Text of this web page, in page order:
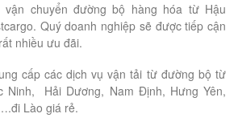
chuyển đường bộ hàng hóa từ Hậu
Quý doanh nghiệp sẽ được tiếp cận
nhiều ưu đãi.
cấp các dịch vụ vận tải từ đường bộ từ
Ninh, Hải Dương, Nam Định, Hưng Yên,
Lào giá rẻ.